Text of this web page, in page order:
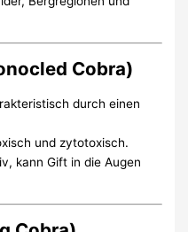
Cobra)
durch einen
und zytotoxisch.
kann Gift in die Augen